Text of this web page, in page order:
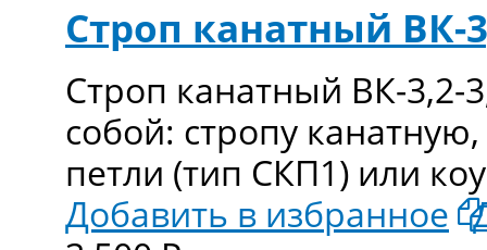
Строп канатный ВК-
Строп канатный ВК-3,2-
собой: стропу
петли (тип СКП1) или
Добавить в избранное